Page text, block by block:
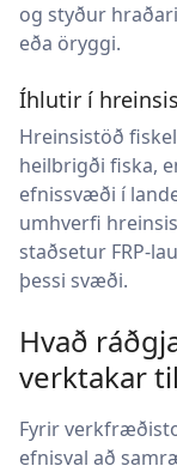
og styður
eða öryggi.
Íhlutir í
Hreinsistöð
heilbrigði fiska,
efnissvæði í
umhverfi
staðsetur FRP-
þessi svæði.
Hvað
verktakar
Fyrir
efnisval að